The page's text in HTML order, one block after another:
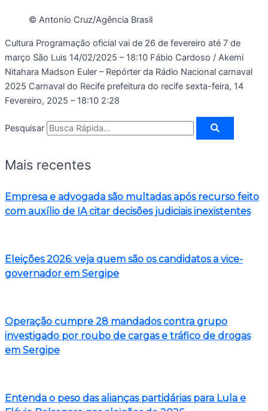
© Antonio Cruz/Agência Brasil
Cultura Programação oficial vai de 26 de fevereiro até 7 de
março São Luis 14/02/2025 – 18:10 Fábio Cardoso / Akemi
Nitahara Madson Euler – Repórter da Rádio Nacional carnaval
2025 Carnaval do Recife prefeitura do recife sexta-feira, 14
Fevereiro, 2025 – 18:10 2:28
Pesquisar
Mais recentes
Empresa e advogada são multadas após recurso feito
com auxílio de IA citar decisões judiciais inexistentes
Eleições 2026: veja quem são os candidatos a vice-
governador em Sergipe
Operação cumpre 28 mandados contra grupo
investigado por roubo de cargas e tráfico de drogas
em Sergipe
Entenda o peso das alianças partidárias para Lula e